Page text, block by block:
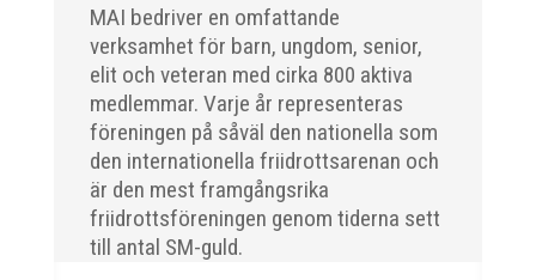
MAI bedriver en omfattande
verksamhet för barn, ungdom, senior,
elit och veteran med cirka 800 aktiva
medlemmar. Varje år representeras
föreningen på såväl den nationella som
den internationella friidrottsarenan och
är den mest framgångsrika
friidrottsföreningen genom tiderna sett
till antal SM-guld.
friidrottsföreningar? Malmö Allmänna Idrottsförening
– MAI – söker en engagerad, strategisk,
relationsbyggande och affärsinriktad...